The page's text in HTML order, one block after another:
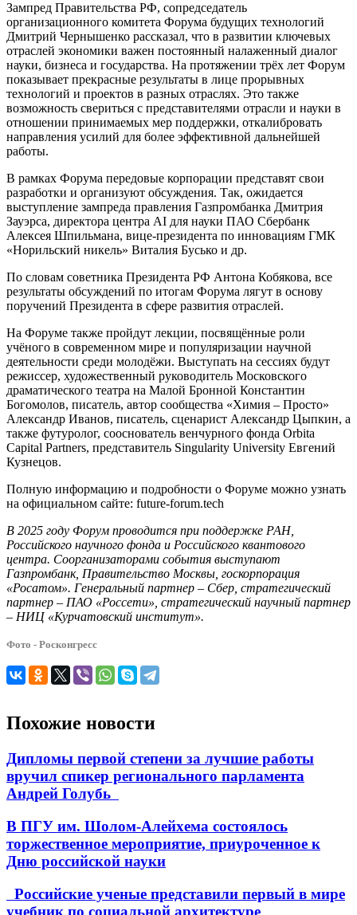
Зампред Правительства РФ, сопредседатель
организационного комитета Форума будущих технологий
Дмитрий Чернышенко рассказал, что в развитии ключевых
отраслей экономики важен постоянный налаженный диалог
науки, бизнеса и государства. На протяжении трёх лет Форум
показывает прекрасные результаты в лице прорывных
технологий и проектов в разных отраслях. Это также
возможность свериться с представителями отрасли и науки в
отношении принимаемых мер поддержки, откалибровать
направления усилий для более эффективной дальнейшей
работы.
В рамках Форума передовые корпорации представят свои
разработки и организуют обсуждения. Так, ожидается
выступление зампреда правления Газпромбанка Дмитрия
Зауэрса, директора центра AI для науки ПАО Сбербанк
Алексея Шпильмана, вице-президента по инновациям ГМК
«Норильский никель» Виталия Бусько и др.
По словам советника Президента РФ Антона Кобякова, все
результаты обсуждений по итогам Форума лягут в основу
поручений Президента в сфере развития отраслей.
На Форуме также пройдут лекции, посвящённые роли
учёного в современном мире и популяризации научной
деятельности среди молодёжи. Выступать на сессиях будут
режиссер, художественный руководитель Московского
драматического театра на Малой Бронной Константин
Богомолов, писатель, автор сообщества «Химия – Просто»
Александр Иванов, писатель, сценарист Александр Цыпкин, а
также футуролог, сооснователь венчурного фонда Orbita
Capital Partners, представитель Singularity University Евгений
Кузнецов.
Полную информацию и подробности о Форуме можно узнать
на официальном сайте: future-forum.tech
В 2025 году Форум проводится при поддержке РАН,
Российского научного фонда и Российского квантового
центра. Соорганизаторами события выступают
Газпромбанк, Правительство Москвы, госкорпорация
«Росатом». Генеральный партнер – Сбер, стратегический
партнер – ПАО «Россети», стратегический научный партнер
– НИЦ «Курчатовский институт».
Фото - Росконгресс
Похожие новости
Дипломы первой степени за лучшие работы
вручил спикер регионального парламента
Андрей Голубь
В ПГУ им. Шолом-Алейхема состоялось
торжественное мероприятие, приуроченное к
Дню российской науки
Российские ученые представили первый в мире
учебник по социальной архитектуре